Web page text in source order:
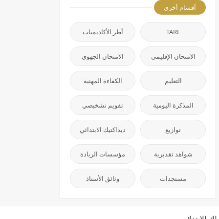
أقسام أخرى
TARL أطر الأكاديميات
الامتحان الإقليمي الامتحان الجهوي
التعليم الكفاءة المهنية
المذكرة اليومية تقويم تشخيصي
توازيع ديداكتيك الابتدائي
شواهد تقديرية مؤسسات الريادة
مستجدات وثائق الأستاذ